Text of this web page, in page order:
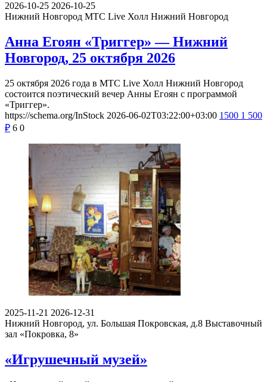
2026-10-25 2026-10-25
Нижний Новгород МТС Live Холл Нижний Новгород
Анна Егоян «Триггер» — Нижний
Новгород, 25 октября 2026
25 октября 2026 года в МТС Live Холл Нижний Новгород
состоится поэтический вечер Анны Егоян с программой
«Триггер».
https://schema.org/InStock 2026-06-02T03:22:00+03:00 1500 1 500
₽ 6 0
2025-11-21 2026-12-31
Нижний Новгород, ул. Большая Покровская, д.8 Выставочный
зал «Покровка, 8»
«Игрушечный музей»